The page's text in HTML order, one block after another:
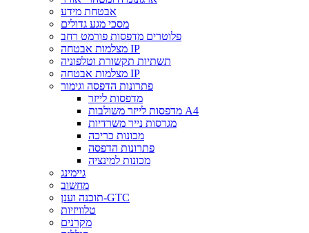
אבטחת מידע
מסכי מגע גדולים
פלוטרים מדפסות פורמט רחב
מצלמות אבטחה IP
תשתיות תקשורת וטלפוניה
מצלמות אבטחה IP
פתרונות הדפסה וגימור
מדפסות לייזר
מדפסות לייזר משולבות A4
מגרסות נייר משרדיות
מכונות כריכה
פתרונות הדפסה
מכונות למינציה
גיימינג
מחשוב
תוכנה וענן-GTC
טלוויזיות
מקרנים